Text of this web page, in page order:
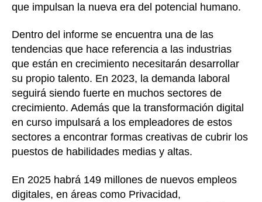
que impulsan la nueva era del potencial humano.
Dentro del informe se encuentra una de las
tendencias que hace referencia a las industrias
que están en crecimiento necesitarán desarrollar
su propio talento. En 2023, la demanda laboral
seguirá siendo fuerte en muchos sectores de
crecimiento. Además que la transformación digital
en curso impulsará a los empleadores de estos
sectores a encontrar formas creativas de cubrir los
puestos de habilidades medias y altas.
En 2025 habrá 149 millones de nuevos empleos
digitales, en áreas como Privacidad,